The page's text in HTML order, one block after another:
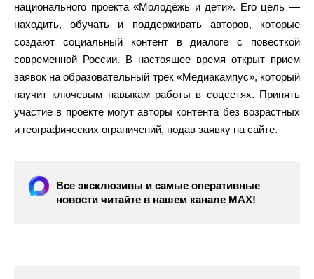
национального проекта «Молодёжь и дети». Его цель —
находить, обучать и поддерживать авторов, которые
создают социальный контент в диалоге с повесткой
современной России. В настоящее время открыт прием
заявок на образовательный трек «Медиакампус», который
научит ключевым навыкам работы в соцсетях. Принять
участие в проекте могут авторы контента без возрастных
и географических ограничений, подав заявку на сайте.
Все эксклюзивы и самые оперативные
новости читайте в нашем канале МАХ!